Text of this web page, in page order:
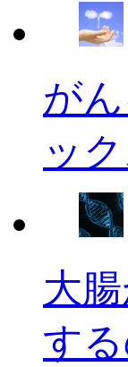
が
ッ
大
す